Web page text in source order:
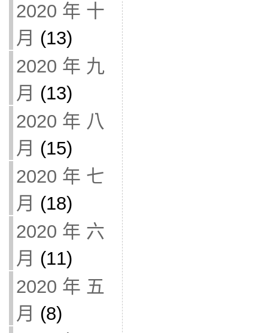
2020 年 十
月 (13)
2020 年 九
月 (13)
2020 年 八
月 (15)
2020 年 七
月 (18)
2020 年 六
月 (11)
2020 年 五
月 (8)